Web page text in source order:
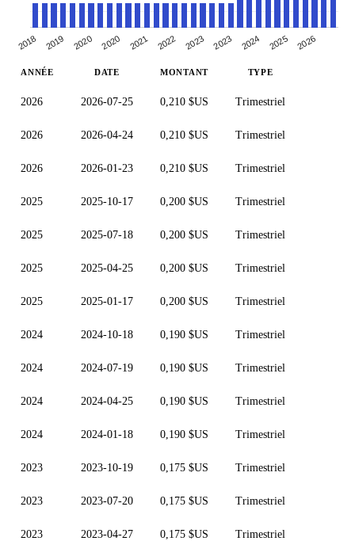
2018 2019 2020 2020 2021 2022 2023 2023 2024 2025 2026
ANNÉE DATE MONTANT TYPE
2026 2026-07-25 0,210 $US Trimestriel
2026 2026-04-24 0,210 $US Trimestriel
2026 2026-01-23 0,210 $US Trimestriel
2025 2025-10-17 0,200 $US Trimestriel
2025 2025-07-18 0,200 $US Trimestriel
2025 2025-04-25 0,200 $US Trimestriel
2025 2025-01-17 0,200 $US Trimestriel
2024 2024-10-18 0,190 $US Trimestriel
2024 2024-07-19 0,190 $US Trimestriel
2024 2024-04-25 0,190 $US Trimestriel
2024 2024-01-18 0,190 $US Trimestriel
2023 2023-10-19 0,175 $US Trimestriel
2023 2023-07-20 0,175 $US Trimestriel
2023 2023-04-27 0,175 $US Trimestriel